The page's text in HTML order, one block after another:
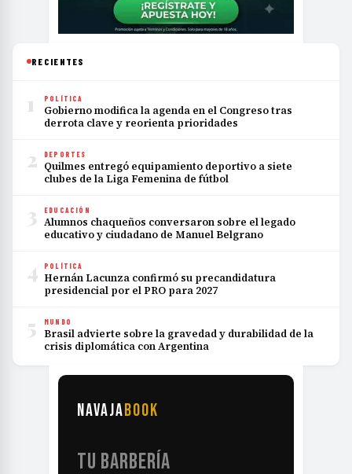
RECIENTES
1 POLÍTICA
Gobierno modifica la agenda en el Congreso tras
derrota clave y reorienta prioridades
2 DEPORTES
Quilmes entregó equipamiento deportivo a siete
clubes de la Liga Femenina de fútbol
3 EDUCACIÓN
Alumnos chaqueños conversaron sobre el legado
educativo y ciudadano de Manuel Belgrano
4 POLÍTICA
Hernán Lacunza confirmó su precandidatura
presidencial por el PRO para 2027
5 MUNDO
Brasil advierte sobre la gravedad y durabilidad de la
crisis diplomática con Argentina
NAVAJABOOK
TU BARBERÍA